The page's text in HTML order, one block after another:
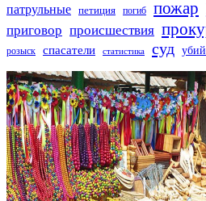
патрульные петиция погиб пожар
приговор происшествия
розыск
спасатели статистика суд